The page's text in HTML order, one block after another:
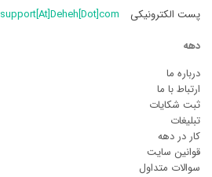
پست الکترونیکی
support[At]Deheh[Dot]com
دهه
درباره ما
ارتباط با ما
ثبت شکایات
تبلیغات
کار در دهه
قوانین سایت
سوالات متداول